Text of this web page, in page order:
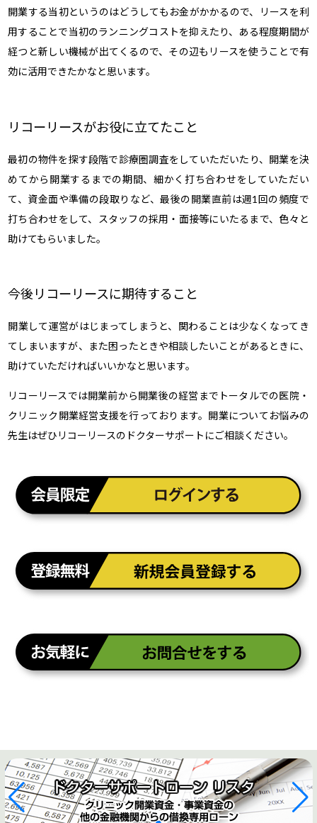
開業する当初というのはどうしてもお金がかかるので、リースを利
用することで当初のランニングコストを抑えたり、ある程度期間が
経つと新しい機械が出てくるので、その辺もリースを使うことで有
効に活用できたかなと思います。
リコーリースがお役に立てたこと
最初の物件を探す段階で診療圏調査をしていただいたり、開業を決
めてから開業するまでの期間、細かく打ち合わせをしていただい
て、資金面や準備の段取りなど、最後の開業直前は週1回の頻度で
打ち合わせをして、スタッフの採用・面接等にいたるまで、色々と
助けてもらいました。
今後リコーリースに期待すること
開業して運営がはじまってしまうと、関わることは少なくなってき
てしまいますが、また困ったときや相談したいことがあるときに、
助けていただければいいかなと思います。
リコーリースでは開業前から開業後の経営までトータルでの医院・
クリニック開業経営支援を行っております。開業についてお悩みの
先生はぜひリコーリースのドクターサポートにご相談ください。